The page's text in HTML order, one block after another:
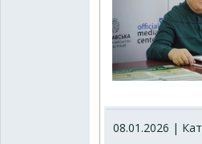
08.01.2026 |